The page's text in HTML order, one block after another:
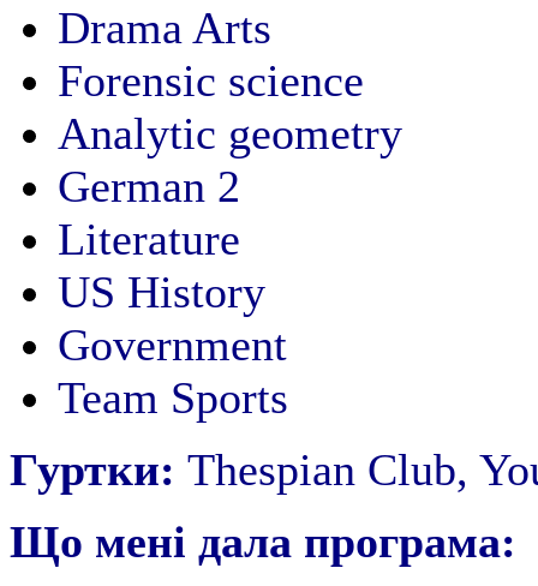
Drama Arts
Forensic science
Analytic geometry
German 2
Literature
US History
Government
Team Sports
Гуртки: Thespian Club,
Що мені дала програма: